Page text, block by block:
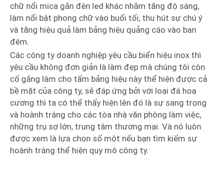
chữ nổi mica gắn đèn led khác nhằm tăng độ sáng,
làm nổi bật phong chữ vào buổi tối, thu hút sự chú ý
và tăng hiệu quả làm bảng hiệu quảng cáo vào ban
đêm.
Các công ty doanh nghiệp yêu cầu biển hiệu inox thì
yêu cầu không đơn giản là làm đẹp mà chúng tôi còn
cố gắng làm cho tấm bảng hiệu này thể hiện được cả
bề mặt của công ty, sẽ đáp ứng bởi với loại đá hoa
cương thì ta có thể thấy hiện lên đó là sự sang trọng
và hoành tráng cho các tòa nhà văn phòng làm việc,
những trụ sợ lớn, trung tâm thương mại. Và nó luôn
được xem là lựa chọn số một nếu bạn tìm kiếm sự
hoành tráng thể hiện quy mô công ty.